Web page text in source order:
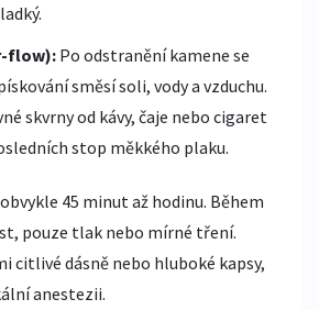
flow): Po odstranění kamene se
směsí soli, vody a vzduchu.
skvrny od kávy, čaje nebo cigaret
stop měkkého plaku.
45 minut až hodinu. Během
pouze tlak nebo mírné tření.
citlivé dásně nebo hluboké kapsy,
anestezii.